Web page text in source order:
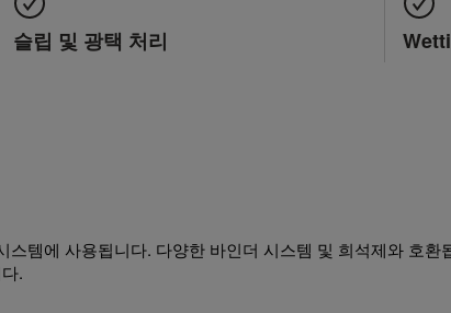
슬립 및 광택 처리
템에 사용됩니다. 다양한 바인더 시스템 및 희석제와 호환
.